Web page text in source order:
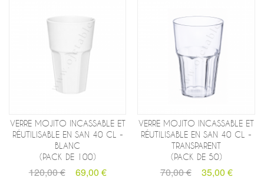
VERRE MOJITO INCASSABLE ET
RÉUTILISABLE EN SAN 40 CL -
BLANC
(PACK DE 100)
120,00 € 69,00 €
VERRE MOJITO INCASSABLE ET
RÉUTILISABLE EN SAN 40 CL -
TRANSPARENT
(PACK DE 50)
70,00 € 35,00 €